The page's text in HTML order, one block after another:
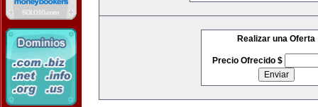
Realizar una Oferta
Precio Ofrecido $